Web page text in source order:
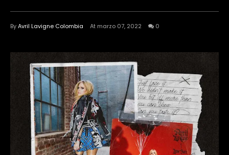
ByAvril Lavigne Colombia At marzo 07, 2022 0